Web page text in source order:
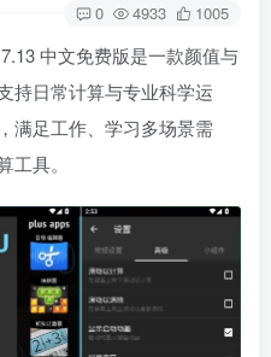
0 4933 1005
中文免费版是一款颜值与
持日常计算与专业科学运
满足工作、学习多场景需
具。